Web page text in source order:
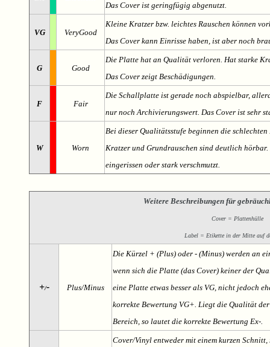
Das Cover ist geringfügig abgenutzt.
VG VeryGood
Kleine Kratzer bzw. leichtes Rauschen können
Das Cover kann Einrisse haben, ist aber noch
G Good
Die Platte hat an Qualität verloren. Hat starke
Das Cover zeigt Beschädigungen.
F Fair
Die Schallplatte ist gerade noch abspielbar,
nur noch Archivierungswert. Das Cover ist sehr
W Worn
Bei dieser Qualitätsstufe beginnen die
Kratzer und Grundrauschen sind deutlich
eingerissen oder stark verschmutzt.
Weitere Beschreibungen für
Cover = Plattenhülle
Label = Etikette in der Mitte auf
+/- Plus/Minus
Die Kürzel + (Plus) oder - (Minus) werden an
wenn sich die Platte (das Cover) keiner der
eine Platte etwas besser als VG, nicht jedoch
korrekte Bewertung VG+. Liegt die Qualität
Bereich, so lautet die korrekte Bewertung Ex-.
Cover/Vinyl entweder mit einem kurzen